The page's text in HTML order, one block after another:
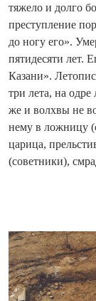
тяжело и долго
преступление
до ногу его».
пятидесяти лет.
Казани».
три лета, на
же и волхвы не
нему в ложницу
царица,
(советники),